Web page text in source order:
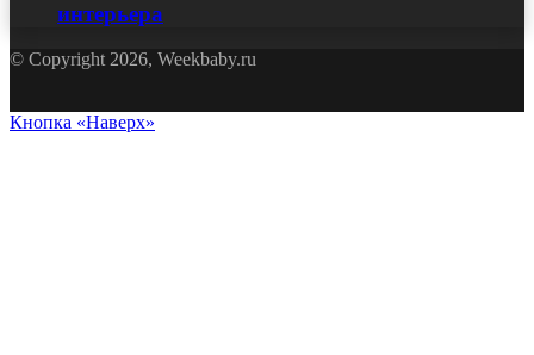
интерьера
© Copyright 2026, Weekbaby.ru
Кнопка «Наверх»